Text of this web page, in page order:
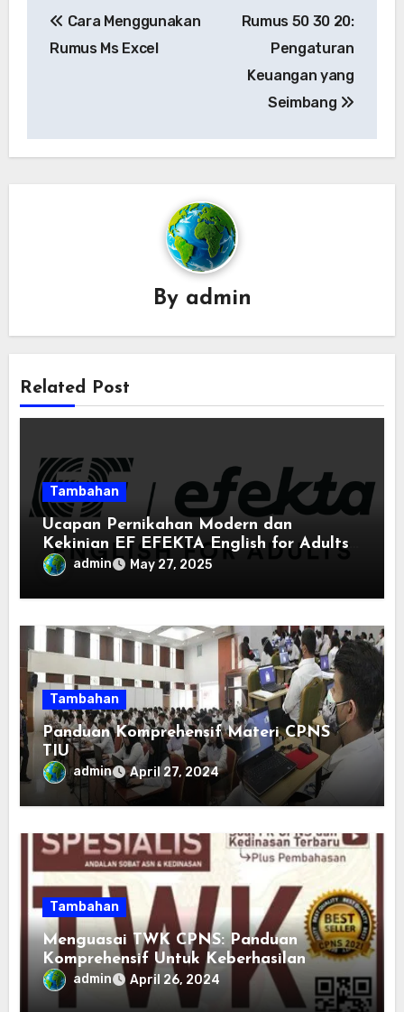
navigation
Cara Menggunakan
Rumus Ms Excel
Rumus 50 30 20:
Pengaturan
Keuangan yang
Seimbang
By admin
Related Post
Tambahan
Ucapan Pernikahan Modern dan
Kekinian EF EFEKTA English for Adults:
Inspirasi Kata-kata yang Bikin Momen
Spesial Semakin Berarti
admin May 27, 2025
Tambahan
Panduan Komprehensif Materi CPNS
TIU
admin April 27, 2024
Tambahan
Menguasai TWK CPNS: Panduan
Komprehensif Untuk Keberhasilan
admin April 26, 2024